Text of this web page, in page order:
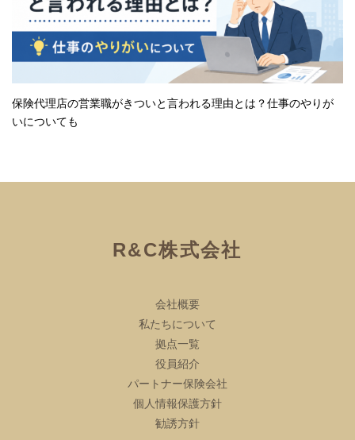
保険代理店の営業職がきついと言われる理由とは？仕事のやりが
いについても
R&C株式会社
会社概要
私たちについて
拠点一覧
役員紹介
パートナー保険会社
個人情報保護方針
勧誘方針